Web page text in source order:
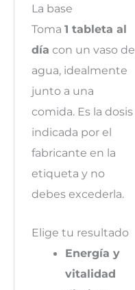
La base
Toma 1 tableta al
día con un vaso de
agua, idealmente
junto a una
comida. Es la dosis
indicada por el
fabricante en la
etiqueta y no
debes excederla.
Elige tu resultado
Energía y
vitalidad